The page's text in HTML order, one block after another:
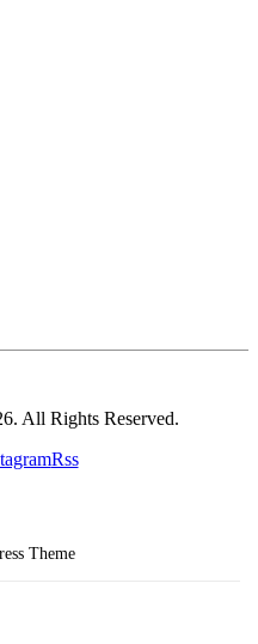
All Rights Reserved.
Rss
Theme